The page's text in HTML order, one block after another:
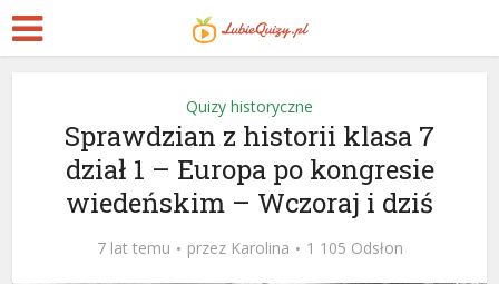
Quizy historyczne
Sprawdzian z historii klasa 7
dział 1 – Europa po kongresie
wiedeńskim – Wczoraj i dziś
7 lat temu przez Karolina 1 105 Odsłon